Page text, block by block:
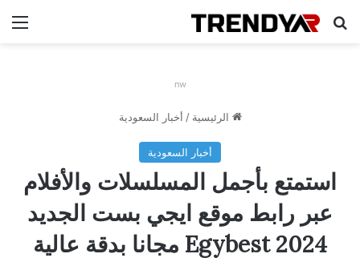
بحث عن
nw
الرئيسية / أخبار السعودية
أخبار السعودية
استمتع بأجمل المسلسلات والأفلام
عبر رابط موقع ايجي بست الجديد
2024 Egybest مجانا بدقة عالية